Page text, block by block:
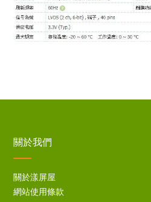
關於我們
關於漾屏屋
網站使用條款